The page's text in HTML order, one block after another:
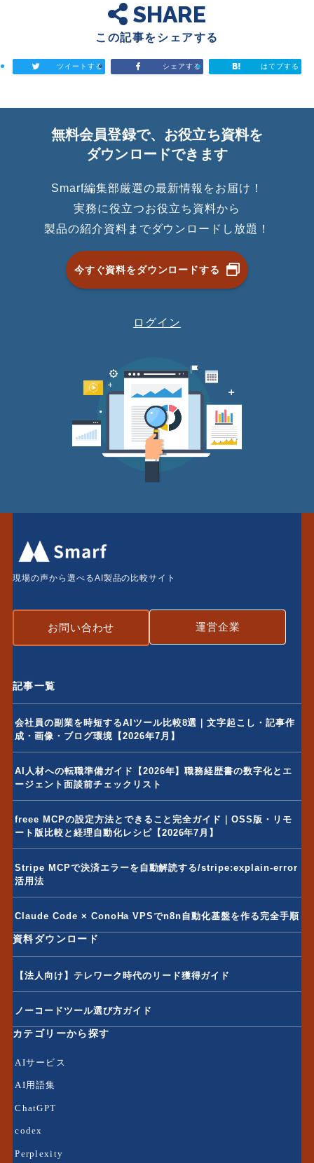
SHARE
この記事をシェアする
ツイートする シェアする はてブする
無料会員登録で、お役立ち資料を
ダウンロードできます
Smarf編集部厳選の最新情報をお届け！
実務に役立つお役立ち資料から
製品の紹介資料までダウンロードし放題！
今すぐ資料をダウンロードする
ログイン
現場の声から選べるAI製品の比較サイト
お問い合わせ 運営企業
記事一覧
会社員の副業を時短するAIツール比較8選｜文字起こし・記事作
成・画像・ブログ環境【2026年7月】
AI人材への転職準備ガイド【2026年】職務経歴書の数字化とエ
ージェント面談前チェックリスト
freee MCPの設定方法とできること完全ガイド｜OSS版・リモ
ート版比較と経理自動化レシピ【2026年7月】
Stripe MCPで決済エラーを自動解読する/stripe:explain-error
活用法
Claude Code × ConoHa VPSでn8n自動化基盤を作る完全手順
資料ダウンロード
【法人向け】テレワーク時代のリード獲得ガイド
ノーコードツール選び方ガイド
カテゴリーから探す
AIサービス
AI用語集
ChatGPT
codex
Perplexity